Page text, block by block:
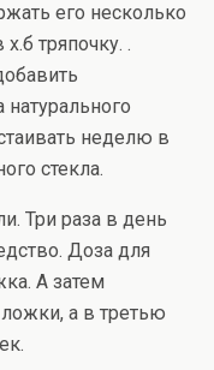
его несколько
тряпочку. .
неделю в
стекла.
Три раза в день
Доза для
А затем
а в третью